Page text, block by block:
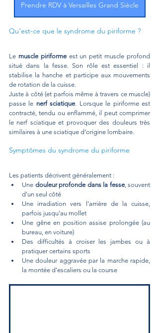
Prendre RDV à Versailles Grand Siècle
Qu’est-ce que le syndrome du piriforme ?
Le muscle piriforme est un petit muscle profond
situé dans la fesse. Son rôle est essentiel : il
stabilise la hanche et participe aux mouvements
de rotation de la cuisse.
Juste à côté (et parfois même à travers ce muscle)
passe le nerf sciatique. Lorsque le piriforme est
contracté, tendu ou enflammé, il peut comprimer
le nerf sciatique et provoquer des douleurs très
similaires à une sciatique d’origine lombaire.
Symptômes du syndrome du piriforme
Les patients décrivent généralement :
Une douleur profonde dans la fesse, souvent
d’un seul côté
Une irradiation vers l’arrière de la cuisse,
parfois jusqu’au mollet
Une gêne en position assise prolongée (au
bureau, en voiture)
Des difficultés à croiser les jambes ou à
pratiquer certains sports
Une douleur aggravée par la marche rapide,
la montée d’escaliers ou la course